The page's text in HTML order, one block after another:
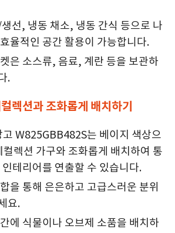
선, 냉동 채소, 냉동 간식 등으로 나
율적인 공간 활용이 가능합니다.
은 소스류, 음료, 계란 등을 보관하
.
렉션과 조화롭게 배치하기
고 W825GBB482S는 베이지 색상으
렉션 가구와 조화롭게 배치하여 통
테리어를 연출할 수 있습니다.
을 통해 은은하고 고급스러운 분위
요.
에 식물이나 오브제 소품을 배치하